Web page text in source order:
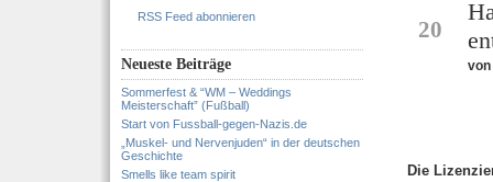
RSS Feed abonnieren
Neueste Beiträge
Sommerfest & “WM – Weddings
Meisterschaft” (Fußball)
Start von Fussball-gegen-Nazis.de
„Muskel- und Nervenjuden“ in der deutschen
Geschichte
Smells like team spirit
20
von
Die